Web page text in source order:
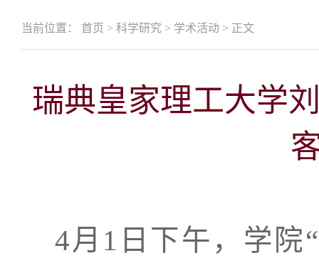
当前位置： 首页 > 科学研究 > 学术活动 > 正文
瑞典皇家理工大学
4月1日下午，学院